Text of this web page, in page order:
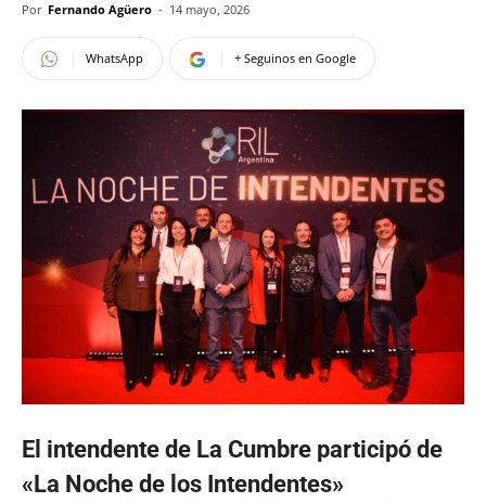
Por Fernando Agüero - 14 mayo, 2026
WhatsApp + Seguinos en Google
El intendente de La Cumbre participó de
«La Noche de los Intendentes»